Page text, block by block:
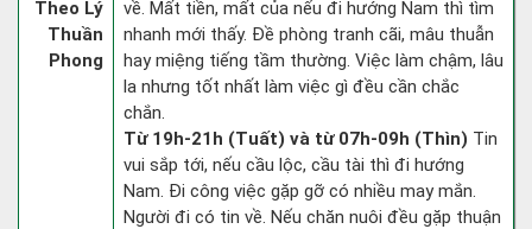
Theo Lý
Thuần
Phong
về. Mất tiền, mất của nếu đi hướng Nam thì tìm
nhanh mới thấy. Đề phòng tranh cãi, mâu thuẫn
hay miệng tiếng tầm thường. Việc làm chậm, lâu
la nhưng tốt nhất làm việc gì đều cần chắc
chắn.
Từ 19h-21h (Tuất) và từ 07h-09h (Thìn) Tin
vui sắp tới, nếu cầu lộc, cầu tài thì đi hướng
Nam. Đi công việc gặp gỡ có nhiều may mắn.
Người đi có tin về. Nếu chăn nuôi đều gặp thuận